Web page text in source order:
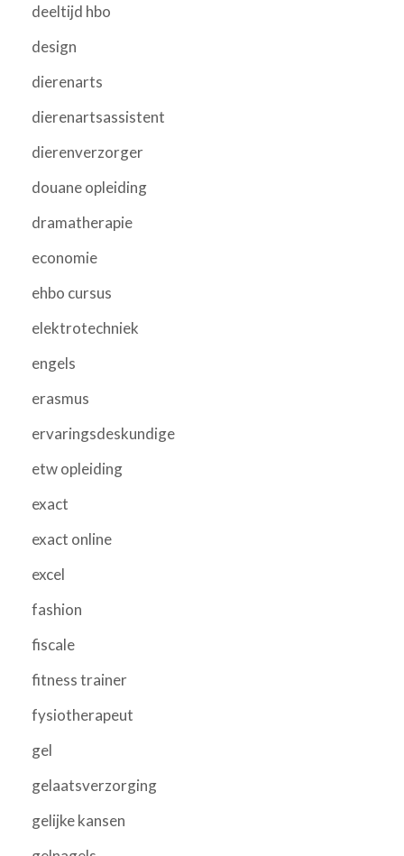
deeltijd hbo
design
dierenarts
dierenartsassistent
dierenverzorger
douane opleiding
dramatherapie
economie
ehbo cursus
elektrotechniek
engels
erasmus
ervaringsdeskundige
etw opleiding
exact
exact online
excel
fashion
fiscale
fitness trainer
fysiotherapeut
gel
gelaatsverzorging
gelijke kansen